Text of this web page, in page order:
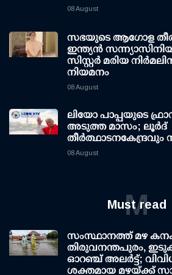
08 August
സഭയുടെ ആഗോള
ഇന്ത്യൻ
സിസ്റ്റർ മരിയ
നിയമനം
08 August
ലിയോ പാപ്പയുടെ
അടുത്ത മാസം; ലൂർദ്
തീർത്ഥാടനകേന്ദ്രവും
08 August
Must read
M
സംസ്ഥാനത്ത് മഴ
തിരുവനന്തപുരം,
ഓറഞ്ച് അലർട്ട്;
ശക്തമായ മഴയ്ക്ക്